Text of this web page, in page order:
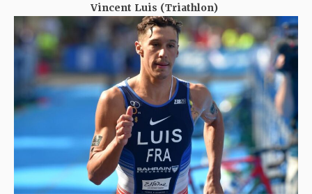
Vincent Luis (Triathlon)